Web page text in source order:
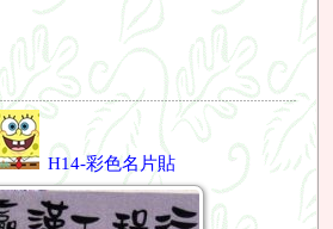
H14-彩色名片貼